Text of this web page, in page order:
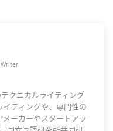
Writer
クニカルライティング
ティングや、専門性の
ーカーやスタートアッ